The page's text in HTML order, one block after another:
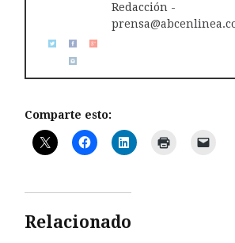
Redacción -
Comparte esto:
Relacionado